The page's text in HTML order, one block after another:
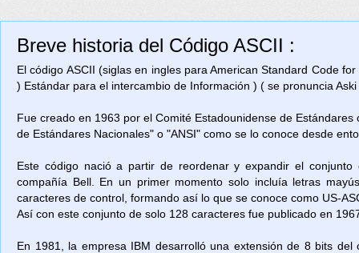
Breve historia del Código ASCII :
El código ASCII (siglas en ingles para American Standard Code
) Estándar para el intercambio de Información ) ( se pronuncia Aski
Fue creado en 1963 por el Comité Estadounidense de
de Estándares Nacionales" o "ANSI" como se lo conoce desde
Este código nació a partir de reordenar y expandir el
compañía Bell. En un primer momento solo incluía letras
caracteres de control, formando así lo que se conoce como US-
Así con este conjunto de solo 128 caracteres fue publicado en
En 1981, la empresa IBM desarrolló una extensión de 8 bits